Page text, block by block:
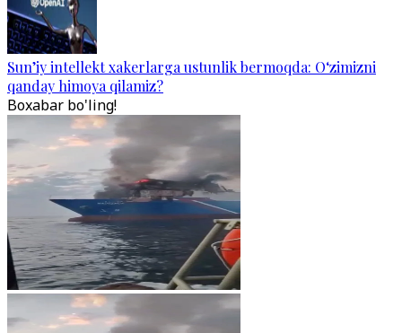
Sun’iy intellekt xakerlarga ustunlik bermoqda: O‘zimizni
qanday himoya qilamiz?
Boxabar bo'ling!